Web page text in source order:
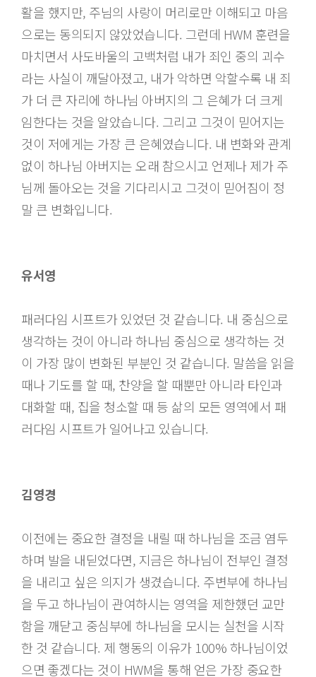
활을 했지만, 주님의 사랑이 머리로만 이해되고 마음
으로는 동의되지 않았었습니다. 그런데 HWM 훈련을
마치면서 사도바울의 고백처럼 내가 죄인 중의 괴수
라는 사실이 깨달아졌고, 내가 악하면 악할수록 내 죄
가 더 큰 자리에 하나님 아버지의 그 은혜가 더 크게
임한다는 것을 알았습니다. 그리고 그것이 믿어지는
것이 저에게는 가장 큰 은혜였습니다. 내 변화와 관계
없이 하나님 아버지는 오래 참으시고 언제나 제가 주
님께 돌아오는 것을 기다리시고 그것이 믿어짐이 정
말 큰 변화입니다.
유서영
패러다임 시프트가 있었던 것 같습니다. 내 중심으로
생각하는 것이 아니라 하나님 중심으로 생각하는 것
이 가장 많이 변화된 부분인 것 같습니다. 말씀을 읽을
때나 기도를 할 때, 찬양을 할 때뿐만 아니라 타인과
대화할 때, 집을 청소할 때 등 삶의 모든 영역에서 패
러다임 시프트가 일어나고 있습니다.
김영경
이전에는 중요한 결정을 내릴 때 하나님을 조금 염두
하며 발을 내딛었다면, 지금은 하나님이 전부인 결정
을 내리고 싶은 의지가 생겼습니다. 주변부에 하나님
을 두고 하나님이 관여하시는 영역을 제한했던 교만
함을 깨닫고 중심부에 하나님을 모시는 실천을 시작
한 것 같습니다. 제 행동의 이유가 100% 하나님이었
으면 좋겠다는 것이 HWM을 통해 얻은 가장 중요한